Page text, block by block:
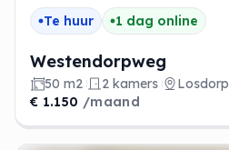
Te huur 1 dag online
Westendorpweg
50 m2 2 kamers
Losdorp
€ 1.150 /maand